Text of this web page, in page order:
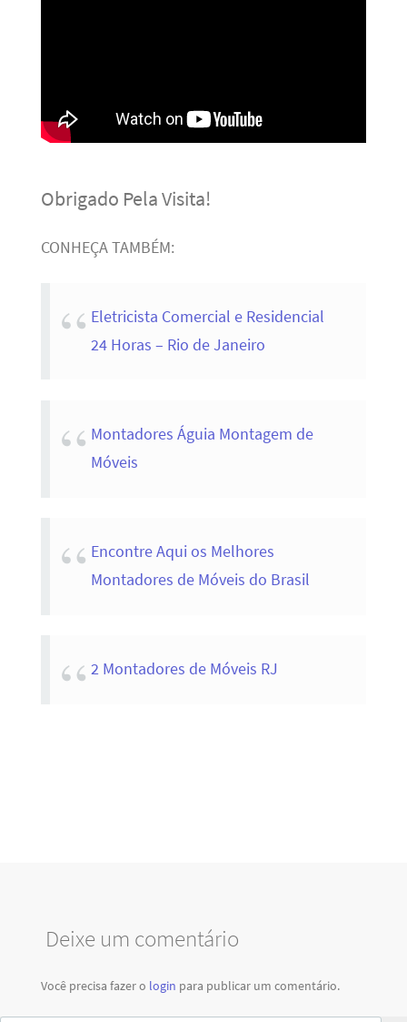
Obrigado Pela Visita!
CONHEÇA TAMBÉM:
Eletricista Comercial e Residencial
24 Horas – Rio de Janeiro
Montadores Águia Montagem de
Móveis
Encontre Aqui os Melhores
Montadores de Móveis do Brasil
2 Montadores de Móveis RJ
Deixe um comentário
Você precisa fazer o login para publicar um comentário.